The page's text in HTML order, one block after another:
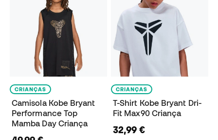
CRIANÇAS
Camisola Kobe Bryant
Performance Top
Mamba Day Criança
CRIANÇAS
T-Shirt Kobe Bryant Dri-
Fit Max90 Criança
32,99 €